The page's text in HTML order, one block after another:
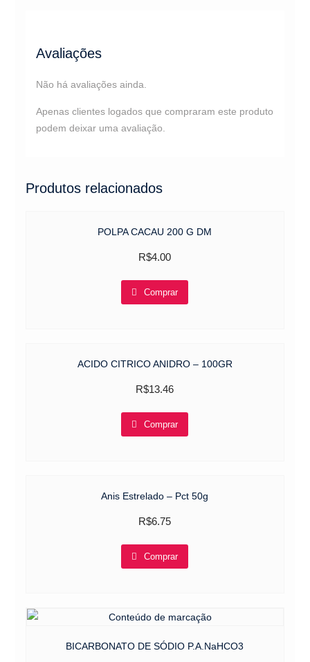
Avaliações
Não há avaliações ainda.
Apenas clientes logados que compraram este produto
podem deixar uma avaliação.
Produtos relacionados
POLPA CACAU 200 G DM
R$4.00
Comprar
ACIDO CITRICO ANIDRO – 100GR
R$13.46
Comprar
Anis Estrelado – Pct 50g
R$6.75
Comprar
BICARBONATO DE SÓDIO P.A.NaHCO3